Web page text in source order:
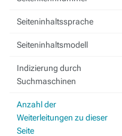
Seiteninhaltssprache
Seiteninhaltsmodell
Indizierung durch
Suchmaschinen
Anzahl der
Weiterleitungen zu dieser
Seite